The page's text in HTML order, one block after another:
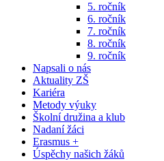
5. ročník
6. ročník
7. ročník
8. ročník
9. ročník
Napsali o nás
Aktuality ZŠ
Kariéra
Metody výuky
Školní družina a klub
Nadaní žáci
Erasmus +
Úspěchy našich žáků